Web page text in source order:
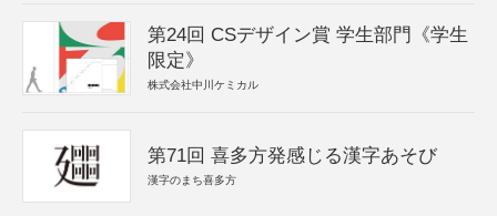
第24回 CSデザイン賞 学生部門《学生
限定》
株式会社中川ケミカル
第71回 喜多方発感じる漢字あそび
漢字のまち喜多方